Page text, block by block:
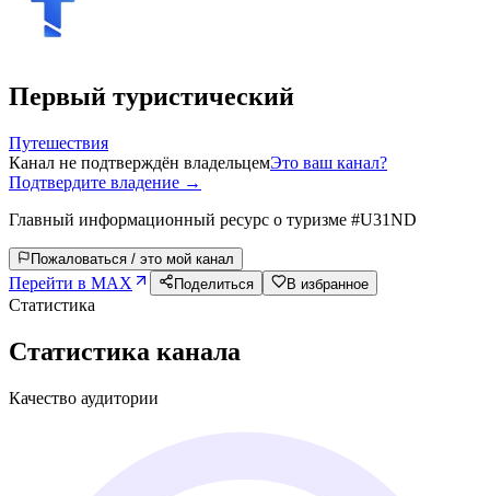
Первый туристический
Путешествия
Канал не подтверждён владельцемЭто ваш канал?
Подтвердите владение →
Главный информационный ресурс о туризме #U31ND
Пожаловаться / это мой канал
Перейти в MAX Поделиться В избранное
Статистика
Статистика канала
Качество аудитории